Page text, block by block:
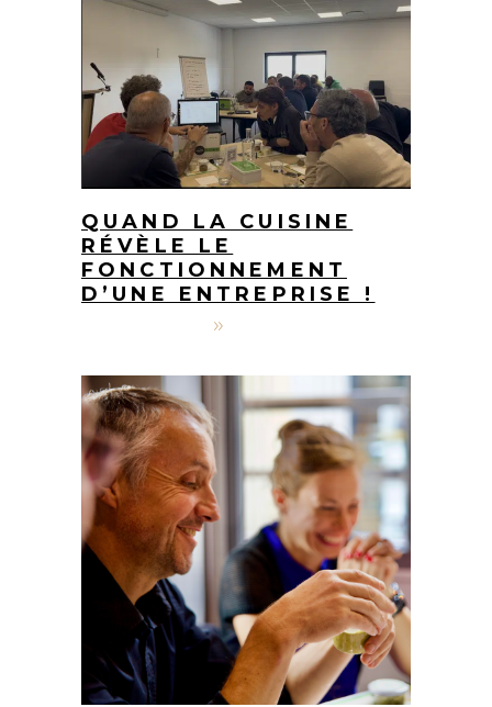
QUAND LA CUISINE
RÉVÈLE LE
FONCTIONNEMENT
D’UNE ENTREPRISE !